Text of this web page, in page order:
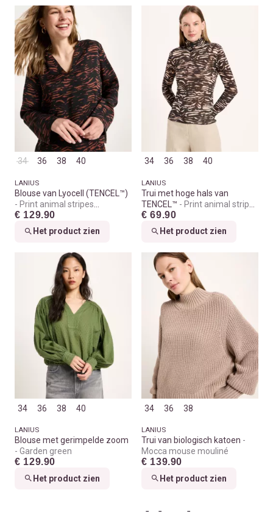
34 36 38 40
LANIUS
Blouse van Lyocell (TENCEL™)
Print animal stripes
chocolate
€ 129.90
Het product zien
34 36 38 40
LANIUS
Trui met hoge hals van
TENCEL™
Print animal stripes
rose
€ 69.90
Het product zien
34 36 38 40
LANIUS
Blouse met gerimpelde zoom
Garden green
€ 129.90
Het product zien
34 36 38
LANIUS
Trui van biologisch katoen
Mocca mouse mouliné
€ 139.90
Het product zien